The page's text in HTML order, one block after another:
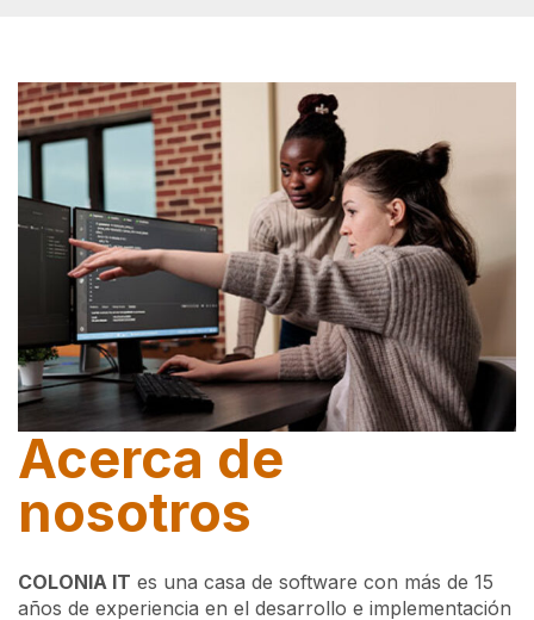
Acerca de
nosotros
COLONIA IT es una casa de software con más de 15
años de experiencia en el desarrollo e implementación